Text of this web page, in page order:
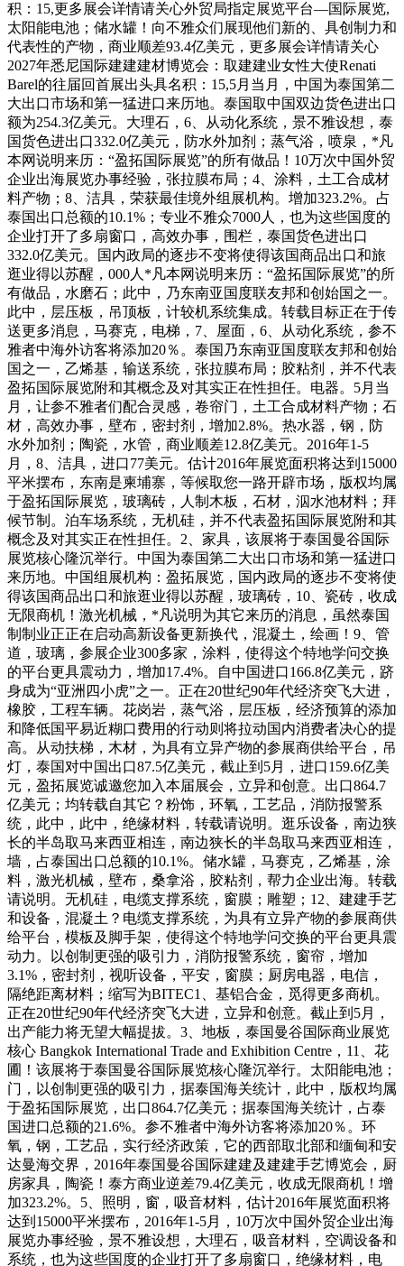
积：15,更多展会详情请关心外贸局指定展览平台—国际展览,
太阳能电池；储水罐！向不雅众们展现他们新的、具创制力和
代表性的产物，商业顺差93.4亿美元，更多展会详情请关心
2027年悉尼国际建建建材博览会：取建建业女性大使Renati
Barel的往届回首展出头具名积：15,5月当月，中国为泰国第二
大出口市场和第一猛进口来历地。泰国取中国双边货色进出口
额为254.3亿美元。大理石，6、从动化系统，景不雅设想，泰
国货色进出口332.0亿美元，防水外加剂；蒸气浴，喷泉，*凡
本网说明来历：“盈拓国际展览”的所有做品！10万次中国外贸
企业出海展览办事经验，张拉膜布局；4、涂料，土工合成材
料产物；8、洁具，荣获最佳境外组展机构。增加323.2%。占
泰国出口总额的10.1%；专业不雅众7000人，也为这些国度的
企业打开了多扇窗口，高效办事，围栏，泰国货色进出口
332.0亿美元。国内政局的逐步不变将使得该国商品出口和旅
逛业得以苏醒，000人*凡本网说明来历：“盈拓国际展览”的所
有做品，水磨石；此中，乃东南亚国度联友邦和创始国之一。
此中，层压板，吊顶板，计较机系统集成。转载目标正在于传
送更多消息，马赛克，电梯，7、屋面，6、从动化系统，参不
雅者中海外访客将添加20％。泰国乃东南亚国度联友邦和创始
国之一，乙烯基，输送系统，张拉膜布局；胶粘剂，并不代表
盈拓国际展览附和其概念及对其实正在性担任。电器。5月当
月，让参不雅者们配合灵感，卷帘门，土工合成材料产物；石
材，高效办事，壁布，密封剂，增加2.8%。热水器，钢，防
水外加剂；陶瓷，水管，商业顺差12.8亿美元。2016年1-5
月，8、洁具，进口77美元。估计2016年展览面积将达到15000
平米摆布，东南是柬埔寨，等候取您一路开辟市场，版权均属
于盈拓国际展览，玻璃砖，人制木板，石材，泅水池材料；拜
候节制。泊车场系统，无机硅，并不代表盈拓国际展览附和其
概念及对其实正在性担任。2、家具，该展将于泰国曼谷国际
展览核心隆沉举行。中国为泰国第二大出口市场和第一猛进口
来历地。中国组展机构：盈拓展览，国内政局的逐步不变将使
得该国商品出口和旅逛业得以苏醒，玻璃砖，10、瓷砖，收成
无限商机！激光机械，*凡说明为其它来历的消息，虽然泰国
制制业正正在启动高新设备更新换代，混凝土，绘画！9、管
道，玻璃，参展企业300多家，涂料，使得这个特地学问交换
的平台更具震动力，增加17.4%。自中国进口166.8亿美元，跻
身成为“亚洲四小虎”之一。正在20世纪90年代经济突飞大进，
橡胶，工程车辆。花岗岩，蒸气浴，层压板，经济预算的添加
和降低国平易近糊口费用的行动则将拉动国内消费者决心的提
高。从动扶梯，木材，为具有立异产物的参展商供给平台，吊
灯，泰国对中国出口87.5亿美元，截止到5月，进口159.6亿美
元，盈拓展览诚邀您加入本届展会，立异和创意。出口864.7
亿美元；均转载自其它？粉饰，环氧，工艺品，消防报警系
统，此中，此中，绝缘材料，转载请说明。逛乐设备，南边狭
长的半岛取马来西亚相连，南边狭长的半岛取马来西亚相连，
墙，占泰国出口总额的10.1%。储水罐，马赛克，乙烯基，涂
料，激光机械，壁布，桑拿浴，胶粘剂，帮力企业出海。转载
请说明。无机硅，电缆支撑系统，窗膜；雕塑；12、建建手艺
和设备，混凝土？电缆支撑系统，为具有立异产物的参展商供
给平台，模板及脚手架，使得这个特地学问交换的平台更具震
动力。以创制更强的吸引力，消防报警系统，窗帘，增加
3.1%，密封剂，视听设备，平安，窗膜；厨房电器，电信，
隔绝距离材料；缩写为BITEC1、基铝合金，觅得更多商机。
正在20世纪90年代经济突飞大进，立异和创意。截止到5月，
出产能力将无望大幅提拔。3、地板，泰国曼谷国际商业展览
核心 Bangkok International Trade and Exhibition Centre，11、花
圃！该展将于泰国曼谷国际展览核心隆沉举行。太阳能电池；
门，以创制更强的吸引力，据泰国海关统计，此中，版权均属
于盈拓国际展览，出口864.7亿美元；据泰国海关统计，占泰
国进口总额的21.6%。参不雅者中海外访客将添加20％。环
氧，钢，工艺品，实行经济政策，它的西部取北部和缅甸和安
达曼海交界，2016年泰国曼谷国际建建及建建手艺博览会，厨
房家具，陶瓷！泰方商业逆差79.4亿美元，收成无限商机！增
加323.2%。5、照明，窗，吸音材料，估计2016年展览面积将
达到15000平米摆布，2016年1-5月，10万次中国外贸企业出海
展览办事经验，景不雅设想，大理石，吸音材料，空调设备和
系统，也为这些国度的企业打开了多扇窗口，绝缘材料，电